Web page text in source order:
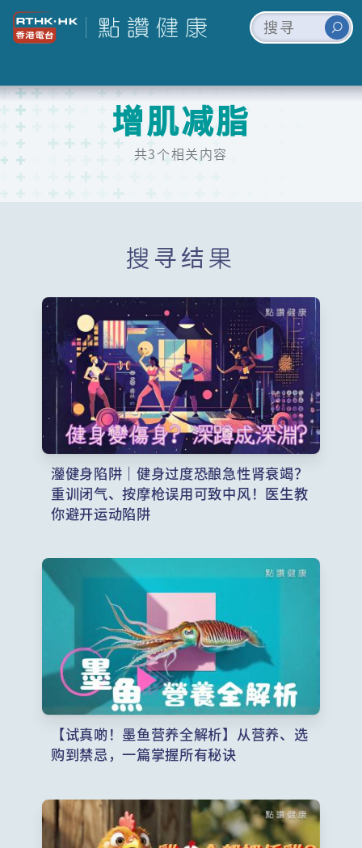
增肌减脂
共3个相关内容
搜寻结果
灐健身陷阱｜健身过度恐酿急性肾衰竭？
重训闭气、按摩枪误用可致中风！医生教
你避开运动陷阱
【试真啲！墨鱼营养全解析】从营养、选
购到禁忌，一篇掌握所有秘诀